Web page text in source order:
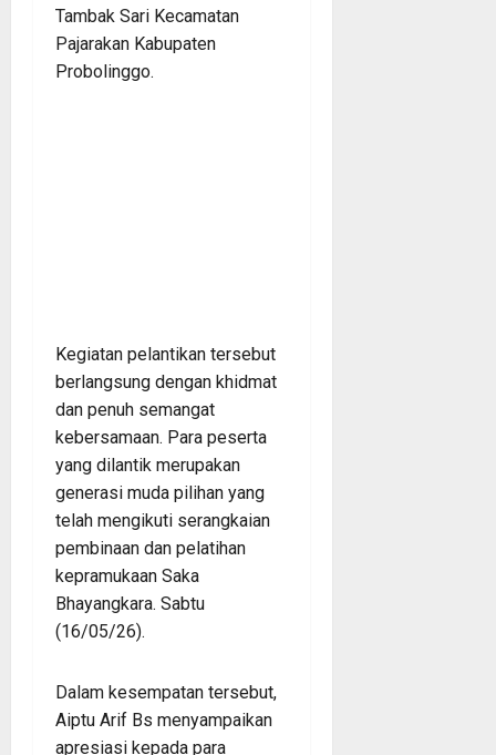
Tambak Sari Kecamatan
Pajarakan Kabupaten
Probolinggo.
Kegiatan pelantikan tersebut
berlangsung dengan khidmat
dan penuh semangat
kebersamaan. Para peserta
yang dilantik merupakan
generasi muda pilihan yang
telah mengikuti serangkaian
pembinaan dan pelatihan
kepramukaan Saka
Bhayangkara. Sabtu
(16/05/26).
Dalam kesempatan tersebut,
Aiptu Arif Bs menyampaikan
apresiasi kepada para